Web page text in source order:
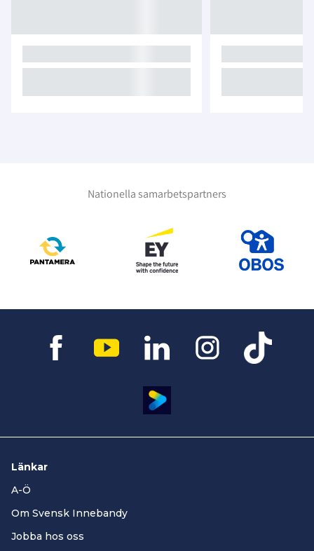
Nationella samarbetspartners
Länkar
A-Ö
Om Svensk Innebandy
Jobba hos oss